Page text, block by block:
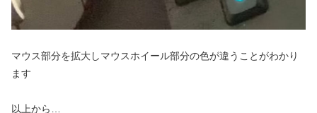
マウス部分を拡大しマウスホイール部分の色が違うことがわかり
ます
以上から…